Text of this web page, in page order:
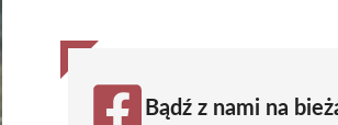
Bądź z nami na